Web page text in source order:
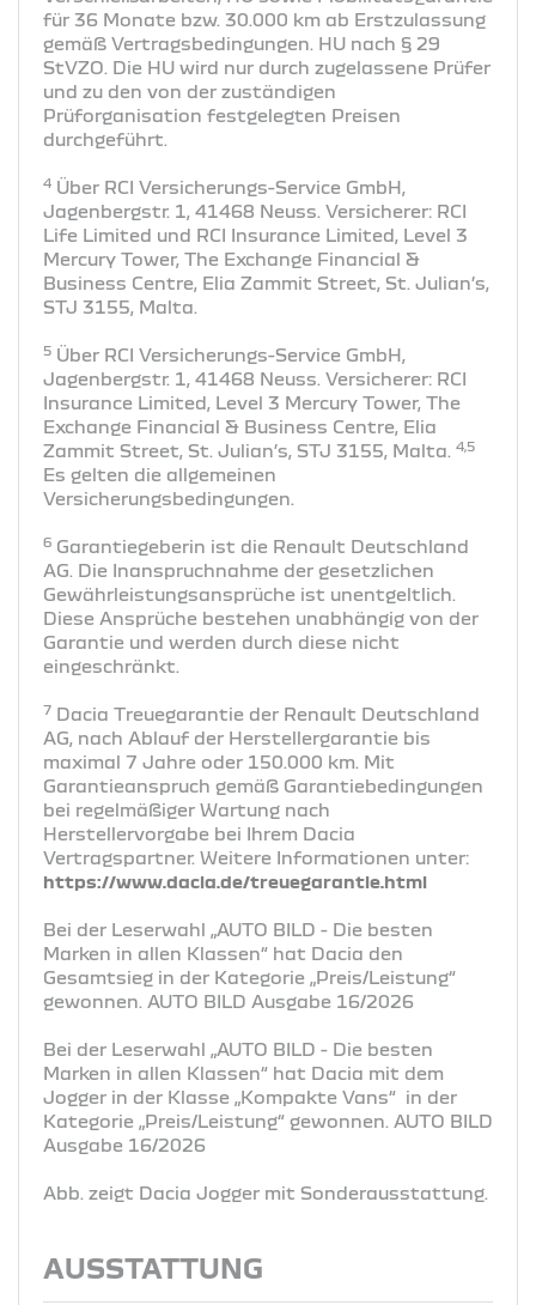
für 36 Monate bzw. 30.000 km ab Erstzulassung
gemäß Vertragsbedingungen. HU nach § 29
StVZO. Die HU wird nur durch zugelassene Prüfer
und zu den von der zuständigen
Prüforganisation festgelegten Preisen
durchgeführt.
4 Über RCI Versicherungs-Service GmbH,
Jagenbergstr. 1, 41468 Neuss. Versicherer: RCI
Life Limited und RCI Insurance Limited, Level 3
Mercury Tower, The Exchange Financial &
Business Centre, Elia Zammit Street, St. Julian’s,
STJ 3155, Malta.
5 Über RCI Versicherungs-Service GmbH,
Jagenbergstr. 1, 41468 Neuss. Versicherer: RCI
Insurance Limited, Level 3 Mercury Tower, The
Exchange Financial & Business Centre, Elia
Zammit Street, St. Julian’s, STJ 3155, Malta.
4,5
Es gelten die allgemeinen
Versicherungsbedingungen.
6 Garantiegeberin ist die Renault Deutschland
AG. Die Inanspruchnahme der gesetzlichen
Gewährleistungsansprüche ist unentgeltlich.
Diese Ansprüche bestehen unabhängig von der
Garantie und werden durch diese nicht
eingeschränkt.
7 Dacia Treuegarantie der Renault Deutschland
AG, nach Ablauf der Herstellergarantie bis
maximal 7 Jahre oder 150.000 km. Mit
Garantieanspruch gemäß Garantiebedingungen
bei regelmäßiger Wartung nach
Herstellervorgabe bei Ihrem Dacia
Vertragspartner. Weitere Informationen unter:
https://www.dacia.de/treuegarantie.html
Bei der Leserwahl „AUTO BILD - Die besten
Marken in allen Klassen“ hat Dacia den
Gesamtsieg in der Kategorie „Preis/Leistung“
gewonnen. AUTO BILD Ausgabe 16/2026
Bei der Leserwahl „AUTO BILD - Die besten
Marken in allen Klassen“ hat Dacia mit dem
Jogger in der Klasse „Kompakte Vans“ in der
Kategorie „Preis/Leistung“ gewonnen. AUTO BILD
Ausgabe 16/2026
Abb. zeigt Dacia Jogger mit Sonderausstattung.
AUSSTATTUNG